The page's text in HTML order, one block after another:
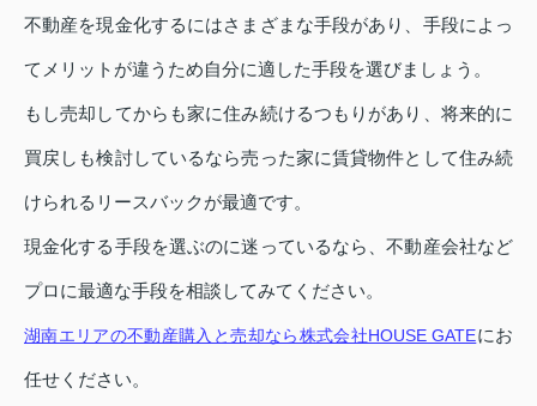
不動産を現金化するにはさまざまな手段があり、手段によっ
てメリットが違うため自分に適した手段を選びましょう。
もし売却してからも家に住み続けるつもりがあり、将来的に
買戻しも検討しているなら売った家に賃貸物件として住み続
けられるリースバックが最適です。
現金化する手段を選ぶのに迷っているなら、不動産会社など
プロに最適な手段を相談してみてください。
湖南エリアの不動産購入と売却なら株式会社HOUSE GATEにお
任せください。